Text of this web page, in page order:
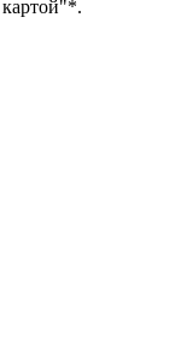
картой"*.